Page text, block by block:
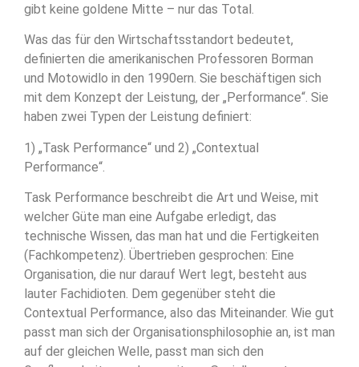
gibt keine goldene Mitte – nur das Total.
Was das für den Wirtschaftsstandort bedeutet,
definierten die amerikanischen Professoren Borman
und Motowidlo in den 1990ern. Sie beschäftigen sich
mit dem Konzept der Leistung, der „Performance“. Sie
haben zwei Typen der Leistung definiert:
1) „Task Performance“ und 2) „Contextual
Performance“.
Task Performance beschreibt die Art und Weise, mit
welcher Güte man eine Aufgabe erledigt, das
technische Wissen, das man hat und die Fertigkeiten
(Fachkompetenz). Übertrieben gesprochen: Eine
Organisation, die nur darauf Wert legt, besteht aus
lauter Fachidioten. Dem gegenüber steht die
Contextual Performance, also das Miteinander. Wie gut
passt man sich der Organisationsphilosophie an, ist man
auf der gleichen Welle, passt man sich den